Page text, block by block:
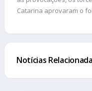
Catarina aprovaram o
Notícias